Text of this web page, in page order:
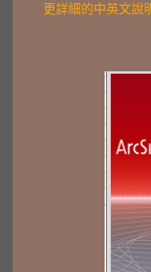
更詳細的中英文說